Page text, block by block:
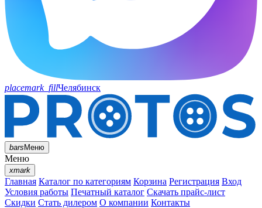
placemark_fillЧелябинск
barsМеню
Меню
xmark
Главная Каталог по категориям Корзина Регистрация Вход
Условия работы Печатный каталог Скачать прайс-лист
Скидки Стать дилером О компании Контакты